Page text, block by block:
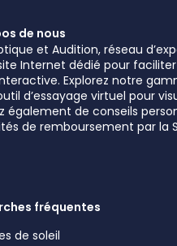
de nous
et Audition, réseau
Internet dédié pour
Explorez notre
d’essayage virtuel pour
également de conseils
de remboursement par la
fréquentes
de soleil